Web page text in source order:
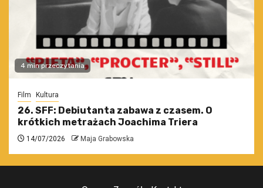
4 min przeczytania
Film Kultura
26. SFF: Debiutanta zabawa z czasem. O
krótkich metrażach Joachima Triera
14/07/2026 Maja Grabowska